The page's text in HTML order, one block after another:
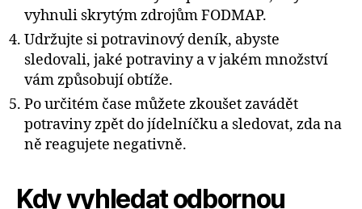
vyhnuli skrytým zdrojům FODMAP.
Udržujte si potravinový deník, abyste
sledovali, jaké potraviny a v jakém množství
vám způsobují obtíže.
Po určitém čase můžete zkoušet zavádět
potraviny zpět do jídelníčku a sledovat, zda na
ně reagujete negativně.
Kdy vyhledat odbornou